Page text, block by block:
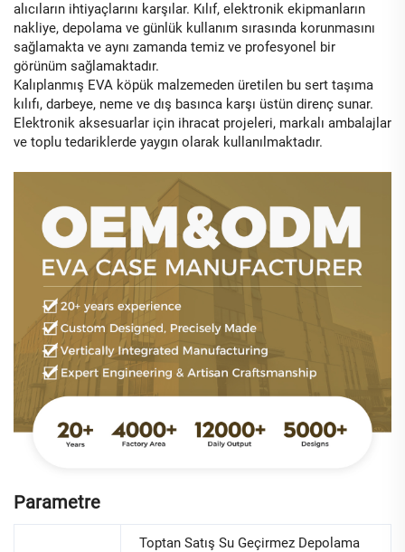
alıcıların ihtiyaçlarını karşılar. Kılıf, elektronik ekipmanların
nakliye, depolama ve günlük kullanım sırasında korunmasını
sağlamakta ve aynı zamanda temiz ve profesyonel bir
görünüm sağlamaktadır.
Kalıplanmış EVA köpük malzemeden üretilen bu sert taşıma
kılıfı, darbeye, neme ve dış basınca karşı üstün direnç sunar.
Elektronik aksesuarlar için ihracat projeleri, markalı ambalajlar
ve toplu tedariklerde yaygın olarak kullanılmaktadır.
Parametre
Toptan Satış Su Geçirmez Depolama